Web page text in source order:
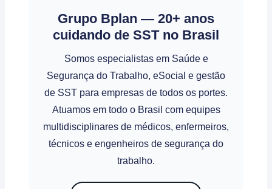
Grupo Bplan — 20+ anos
cuidando de SST no Brasil
Somos especialistas em Saúde e
Segurança do Trabalho, eSocial e gestão
de SST para empresas de todos os portes.
Atuamos em todo o Brasil com equipes
multidisciplinares de médicos, enfermeiros,
técnicos e engenheiros de segurança do
trabalho.